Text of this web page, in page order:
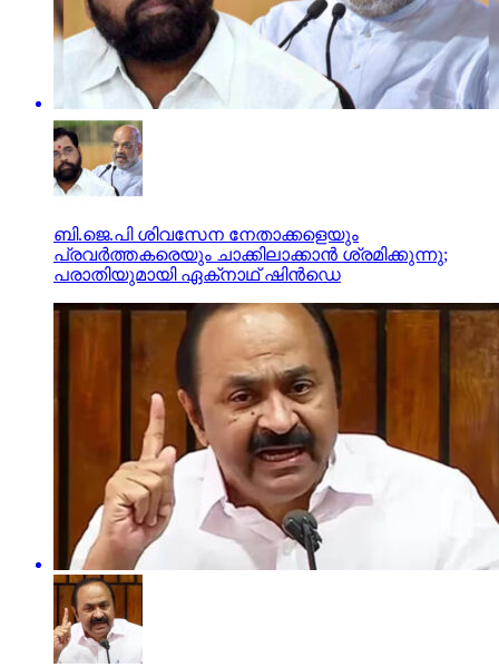
ബി.ജെ.പി ശിവസേന നേതാക്കളെയും
പ്രവര്‍ത്തകരെയും ചാക്കിലാക്കാന്‍ ശ്രമിക്കുന്നു;
പരാതിയുമായി ഏക്‌നാഥ് ഷിന്‍ഡെ